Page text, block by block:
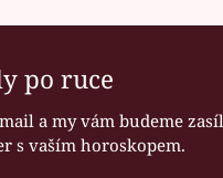
po ruce
a my vám budeme
s vaším horoskopem.